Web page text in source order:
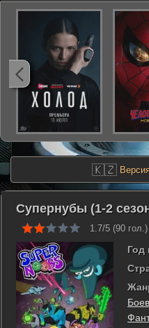
🇰🇿
Супернубы (1-2
1.7/5 (90 гол.)
Год